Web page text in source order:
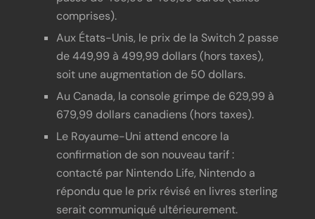
comprises).
Aux États-Unis, le prix de la Switch 2 passe
de 449,99 à 499,99 dollars (hors taxes),
soit une augmentation de 50 dollars.
Au Canada, la console grimpe de 629,99 à
679,99 dollars canadiens (hors taxes).
Le Royaume-Uni attend encore la
confirmation de son nouveau tarif :
contacté par Nintendo Life, Nintendo a
répondu que le prix révisé en livres sterling
serait communiqué ultérieurement.